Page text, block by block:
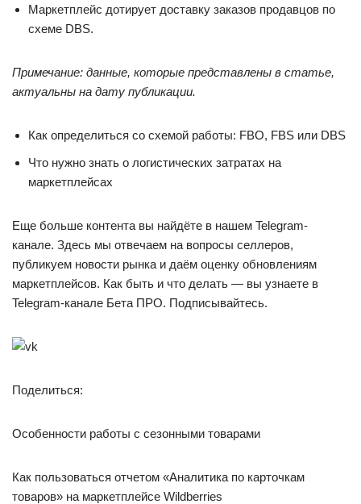
Маркетплейс дотирует доставку заказов продавцов по
схеме DBS.
Примечание: данные, которые представлены в статье,
актуальны на дату публикации.
Как определиться со схемой работы: FBO, FBS или DBS
Что нужно знать о логистических затратах на
маркетплейсах
Еще больше контента вы найдёте в нашем Telegram-
канале. Здесь мы отвечаем на вопросы селлеров,
публикуем новости рынка и даём оценку обновлениям
маркетплейсов. Как быть и что делать — вы узнаете в
Telegram-канале Бета ПРО. Подписывайтесь.
Поделиться:
Особенности работы с сезонными товарами
Как пользоваться отчетом «Аналитика по карточкам
товаров» на маркетплейсе Wildberries